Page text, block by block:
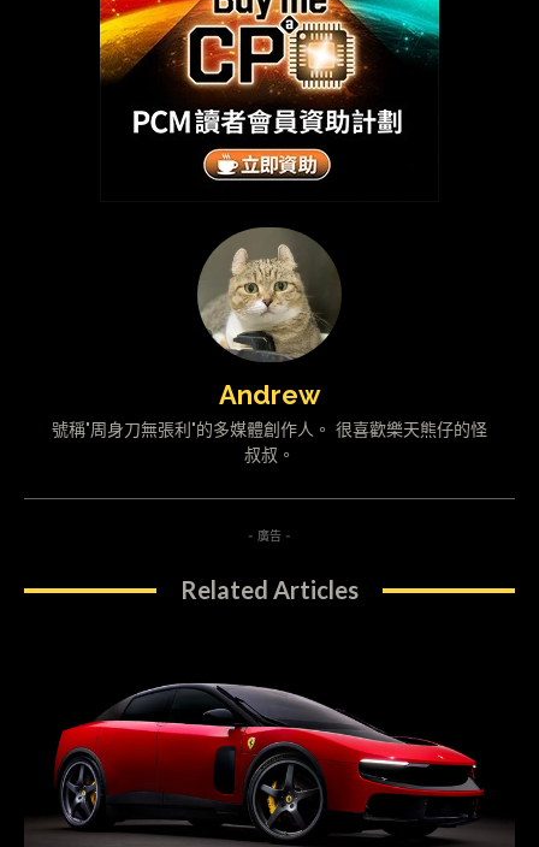
Andrew
號稱"周身刀無張利"的多媒體創作人。 很喜歡樂天熊仔的怪
叔叔。
- 廣告 -
Related Articles